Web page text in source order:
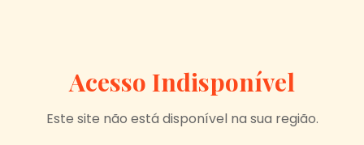
Acesso Indisponível
Este site não está disponível na sua região.